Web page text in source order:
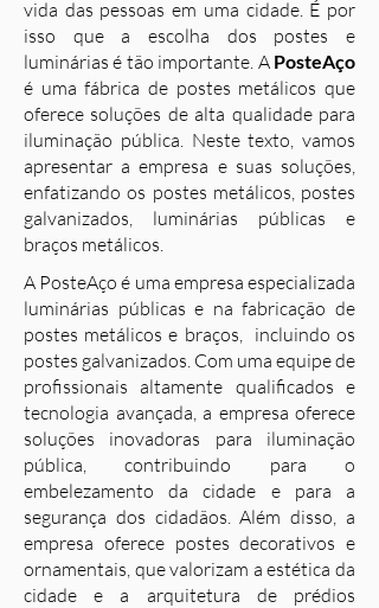
vida das pessoas em uma cidade. É por
isso que a escolha dos postes e
luminárias é tão importante. A PosteAço
é uma fábrica de postes metálicos que
oferece soluções de alta qualidade para
iluminação pública. Neste texto, vamos
apresentar a empresa e suas soluções,
enfatizando os postes metálicos, postes
galvanizados, luminárias públicas e
braços metálicos.
A PosteAço é uma empresa especializada
luminárias públicas e na fabricação de
postes metálicos e braços, incluindo os
postes galvanizados. Com uma equipe de
profissionais altamente qualificados e
tecnologia avançada, a empresa oferece
soluções inovadoras para iluminação
pública, contribuindo para o
embelezamento da cidade e para a
segurança dos cidadãos. Além disso, a
empresa oferece postes decorativos e
ornamentais, que valorizam a estética da
cidade e a arquitetura de prédios